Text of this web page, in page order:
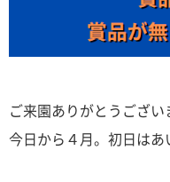
ご来園ありがとうござい
今日から４月。初日は